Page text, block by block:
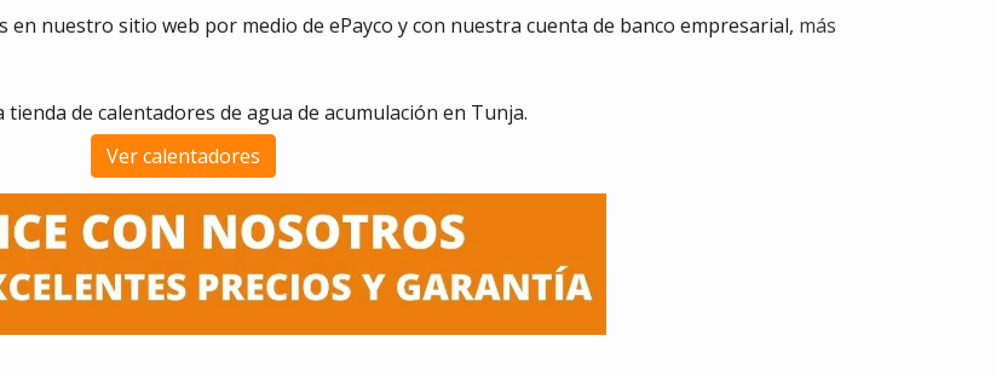
nuestro sitio web por medio de ePayco y con nuestra cuenta de banco empresarial, más
tienda de calentadores de agua de acumulación en Tunja.
Ver calentadores